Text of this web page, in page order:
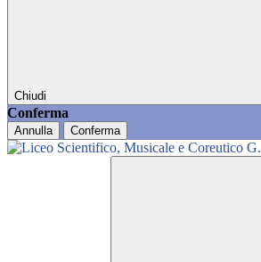
Chiudi
Conferma
Annulla Conferma